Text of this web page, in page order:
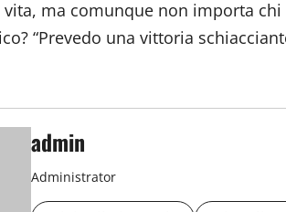
ma comunque non importa chi
“Prevedo una vittoria
admin
Administrator